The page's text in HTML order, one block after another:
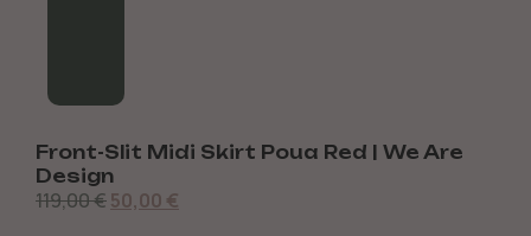
Front-Slit Midi Skirt Poua Red | We Are
Design
119,00€50,00 €